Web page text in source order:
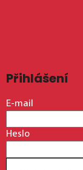
Přihlášení
E-mail
Heslo